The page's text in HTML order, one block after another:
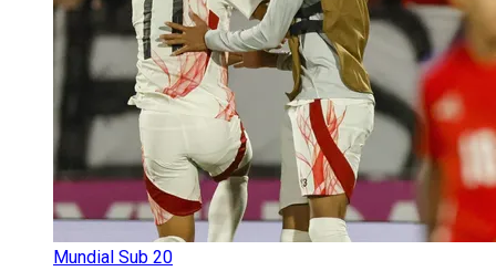
Mundial Sub 20